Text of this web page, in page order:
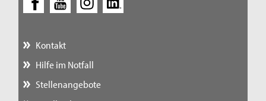
Kontakt
Hilfe im Notfall
Stellenangebote